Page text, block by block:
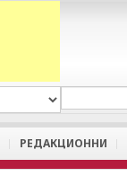
РЕДАКЦИОННИ